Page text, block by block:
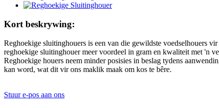
Kort beskrywing:
Reghoekige sluitinghouers is een van die gewildste voedselhouers
reghoekige sluitinghouer meer voordeel in gram en kwaliteit met 'n
Reghoekige houers neem minder posisies in beslag tydens
kan word, wat dit vir ons maklik maak om kos te bêre.
Stuur e-pos aan ons